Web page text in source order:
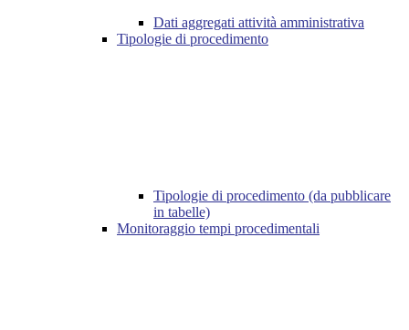
Dati aggregati attività amministrativa
Tipologie di procedimento
Tipologie di procedimento (da pubblicare
in tabelle)
Monitoraggio tempi procedimentali